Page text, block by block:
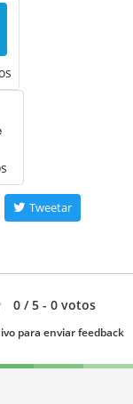
Tweetar
0 / 5 - 0 votos
para enviar feedback